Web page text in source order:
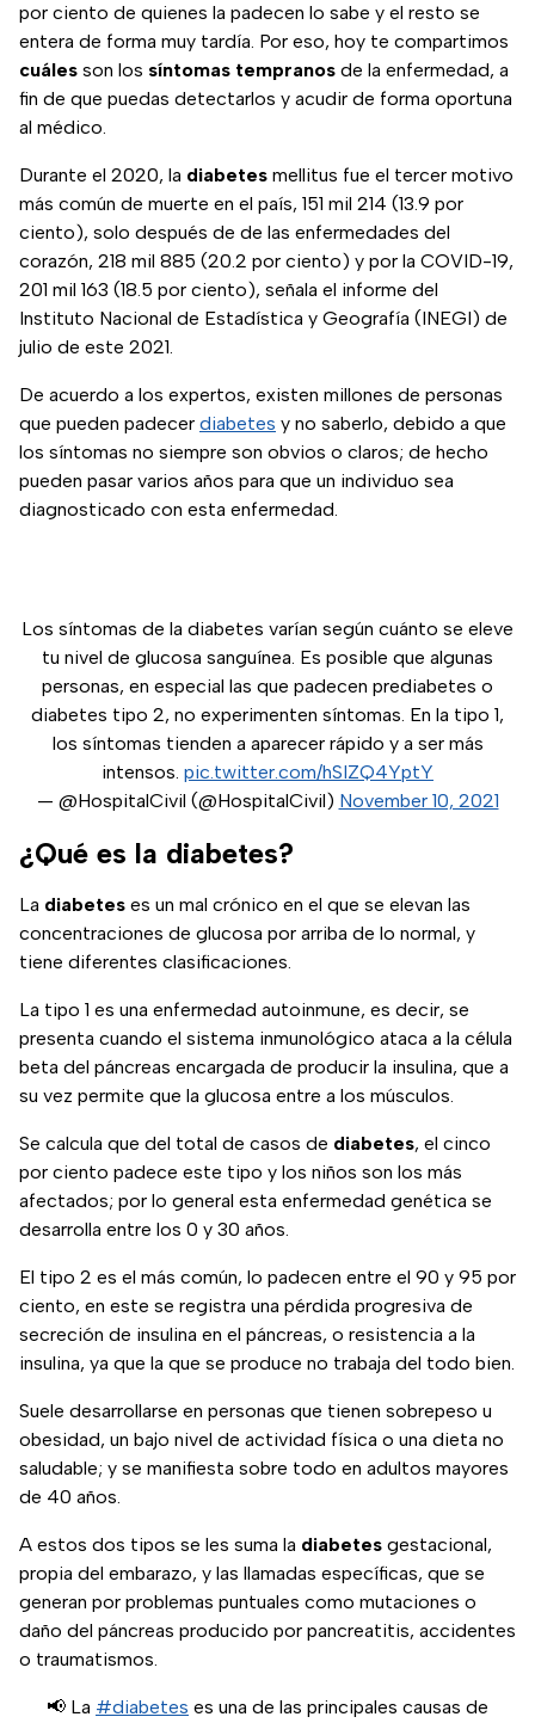
por ciento de quienes la padecen lo sabe y el resto se
entera de forma muy tardía. Por eso, hoy te compartimos
cuáles son los síntomas tempranos de la enfermedad, a
fin de que puedas detectarlos y acudir de forma oportuna
al médico.
Durante el 2020, la diabetes mellitus fue el tercer motivo
más común de muerte en el país, 151 mil 214 (13.9 por
ciento), solo después de de las enfermedades del
corazón, 218 mil 885 (20.2 por ciento) y por la COVID-19,
201 mil 163 (18.5 por ciento), señala el informe del
Instituto Nacional de Estadística y Geografía (INEGI) de
julio de este 2021.
De acuerdo a los expertos, existen millones de personas
que pueden padecer diabetes y no saberlo, debido a que
los síntomas no siempre son obvios o claros; de hecho
pueden pasar varios años para que un individuo sea
diagnosticado con esta enfermedad.
Los síntomas de la diabetes varían según cuánto se eleve
tu nivel de glucosa sanguínea. Es posible que algunas
personas, en especial las que padecen prediabetes o
diabetes tipo 2, no experimenten síntomas. En la tipo 1,
los síntomas tienden a aparecer rápido y a ser más
intensos. pic.twitter.com/hSIZQ4YptY
— @HospitalCivil (@HospitalCivil) November 10, 2021
¿Qué es la diabetes?
La diabetes es un mal crónico en el que se elevan las
concentraciones de glucosa por arriba de lo normal, y
tiene diferentes clasificaciones.
La tipo 1 es una enfermedad autoinmune, es decir, se
presenta cuando el sistema inmunológico ataca a la célula
beta del páncreas encargada de producir la insulina, que a
su vez permite que la glucosa entre a los músculos.
Se calcula que del total de casos de diabetes, el cinco
por ciento padece este tipo y los niños son los más
afectados; por lo general esta enfermedad genética se
desarrolla entre los 0 y 30 años.
El tipo 2 es el más común, lo padecen entre el 90 y 95 por
ciento, en este se registra una pérdida progresiva de
secreción de insulina en el páncreas, o resistencia a la
insulina, ya que la que se produce no trabaja del todo bien.
Suele desarrollarse en personas que tienen sobrepeso u
obesidad, un bajo nivel de actividad física o una dieta no
saludable; y se manifiesta sobre todo en adultos mayores
de 40 años.
A estos dos tipos se les suma la diabetes gestacional,
propia del embarazo, y las llamadas específicas, que se
generan por problemas puntuales como mutaciones o
daño del páncreas producido por pancreatitis, accidentes
o traumatismos.
📢 La #diabetes es una de las principales causas de